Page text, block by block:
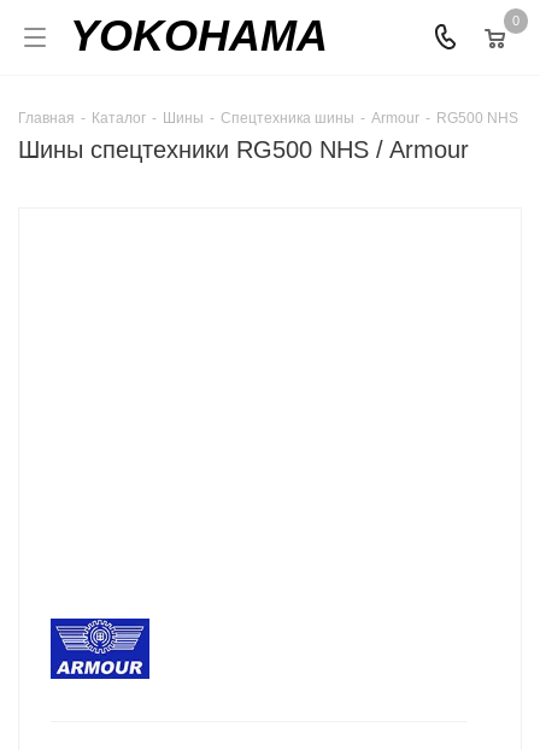
YOKOHAMA 0
Главная - Каталог - Шины - Спецтехника шины - Armour - RG500 NHS
Шины спецтехники RG500 NHS / Armour